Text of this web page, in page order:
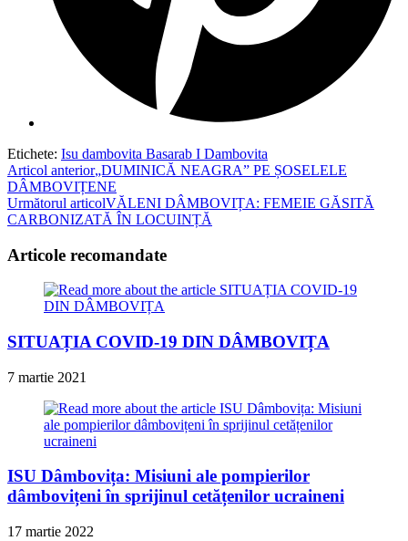
Etichete: Isu dambovita Basarab I Dambovita
Read
more
articles
Articol anterior„DUMINICĂ NEAGRA” PE ȘOSELELE
DÂMBOVIȚENE
Următorul articolVĂLENI DÂMBOVIȚA: FEMEIE GĂSITĂ
CARBONIZATĂ ÎN LOCUINȚĂ
Articole recomandate
SITUAȚIA COVID-19 DIN DÂMBOVIȚA
7 martie 2021
ISU Dâmbovița: Misiuni ale pompierilor
dâmbovițeni în sprijinul cetățenilor ucraineni
17 martie 2022